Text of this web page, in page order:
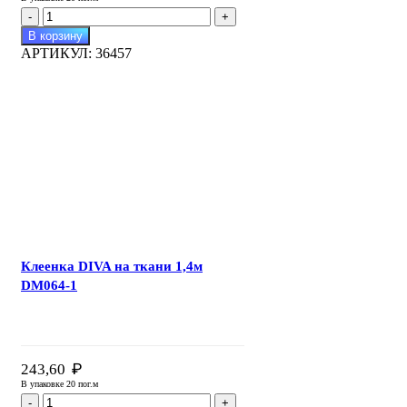
Количество
товара
Клеенка
DIVA
В корзину
АРТИКУЛ: 36457
Клеенка DIVA на ткани 1,4м
DM064-1
243,60 ₽
В упаковке 20 пог.м
Количество